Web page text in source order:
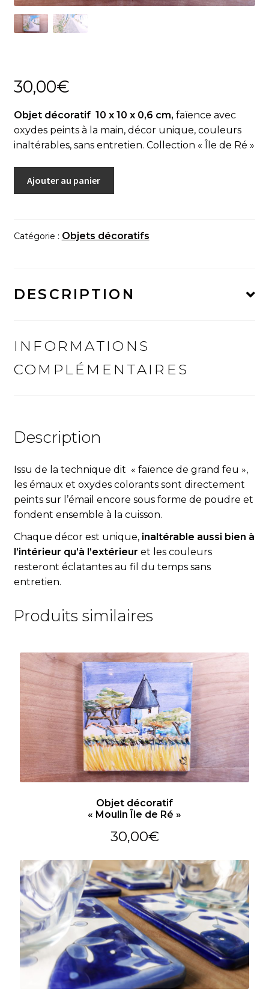
Actualités
30,00€
Objet décoratif 10 x 10 x 0,6 cm, faïence avec
oxydes peints à la main, décor unique, couleurs
inaltérables, sans entretien. Collection « Île de Ré »
"Rue
02"
Ajouter au panier
Catégorie : Objets décoratifs
DESCRIPTION
INFORMATIONS
COMPLÉMENTAIRES
Description
Issu de la technique dit « faïence de grand feu »,
les émaux et oxydes colorants sont directement
peints sur l’émail encore sous forme de poudre et
fondent ensemble à la cuisson.
Chaque décor est unique, inaltérable aussi bien à
l’intérieur qu’à l’extérieur et les couleurs
resteront éclatantes au fil du temps sans
entretien.
Produits similaires
Objet décoratif
« Moulin Île de Ré »
30,00€